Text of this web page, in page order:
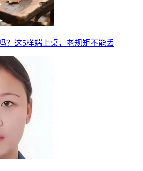
？这5样端上桌，老规矩不能丢